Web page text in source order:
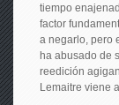
tiempo
factor
a negarlo, pero
ha abusado de
reedición
Lemaitre viene